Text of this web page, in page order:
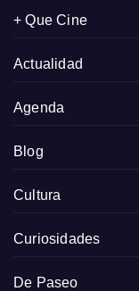
+ Que Cine
Actualidad
Agenda
Blog
Cultura
Curiosidades
De Paseo